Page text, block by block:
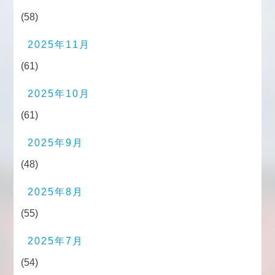
(58)
2025年11月
(61)
2025年10月
(61)
2025年9月
(48)
2025年8月
(55)
2025年7月
(54)